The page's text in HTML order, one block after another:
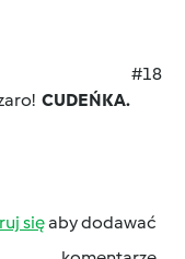
#18
CUDEŃKA.
sięaby dodawać